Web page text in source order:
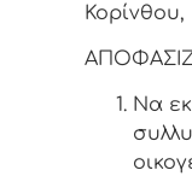
Κορίνθου,
Να